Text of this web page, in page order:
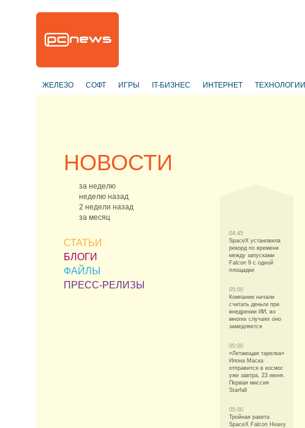
ЖЕЛЕЗО СОФТ ИГРЫ IT-БИЗНЕС ИНТЕРНЕТ ТЕХНОЛОГИИ
НОВОСТИ
за неделю
неделю назад
2 недели назад
за месяц
СТАТЬИ
БЛОГИ
ФАЙЛЫ
ПРЕСС-РЕЛИЗЫ
04:45
SpaceX установила
рекорд по времени
между запусками
Falcon 9 с одной
площадки
05:00
Компании начали
считать деньги при
внедрении ИИ, во
многих случаях оно
замедляется
05:00
«Летающая тарелка»
Илона Маска
отправится в космос
уже завтра, 23 июня.
Первая миссия
Starfall
05:00
Тройная ракета
SpaceX Falcon Heavy